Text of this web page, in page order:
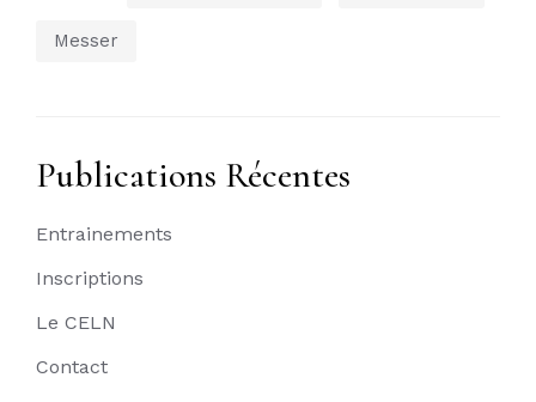
Messer
Publications Récentes
Entrainements
Inscriptions
Le CELN
Contact